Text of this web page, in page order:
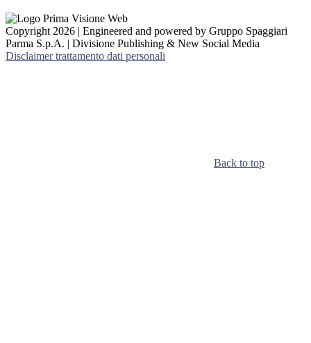
Copyright 2026 | Engineered and powered by Gruppo Spaggiari
Parma S.p.A. | Divisione Publishing & New Social Media
Disclaimer trattamento dati personali
Back to top